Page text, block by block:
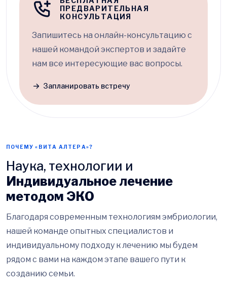
ПРЕДВАРИТЕЛЬНАЯ
КОНСУЛЬТАЦИЯ
Запишитесь на онлайн-консультацию с
нашей командой экспертов и задайте
нам все интересующие вас вопросы.
Запланировать встречу
ПОЧЕМУ «ВИТА АЛТЕРА»?
Наука, технологии и
Индивидуальное лечение
методом ЭКО
Благодаря современным технологиям эмбриологии,
нашей команде опытных специалистов и
индивидуальному подходу к лечению мы будем
рядом с вами на каждом этапе вашего пути к
созданию семьи.